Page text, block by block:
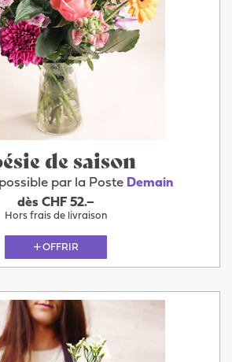
de saison
par la Poste Demain
dès CHF 52.–
Hors frais de livraison
OFFRIR